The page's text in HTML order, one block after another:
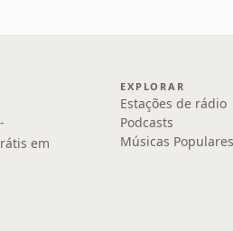
em
EXPLORAR
Estações de rádio
Podcasts
Músicas Populares